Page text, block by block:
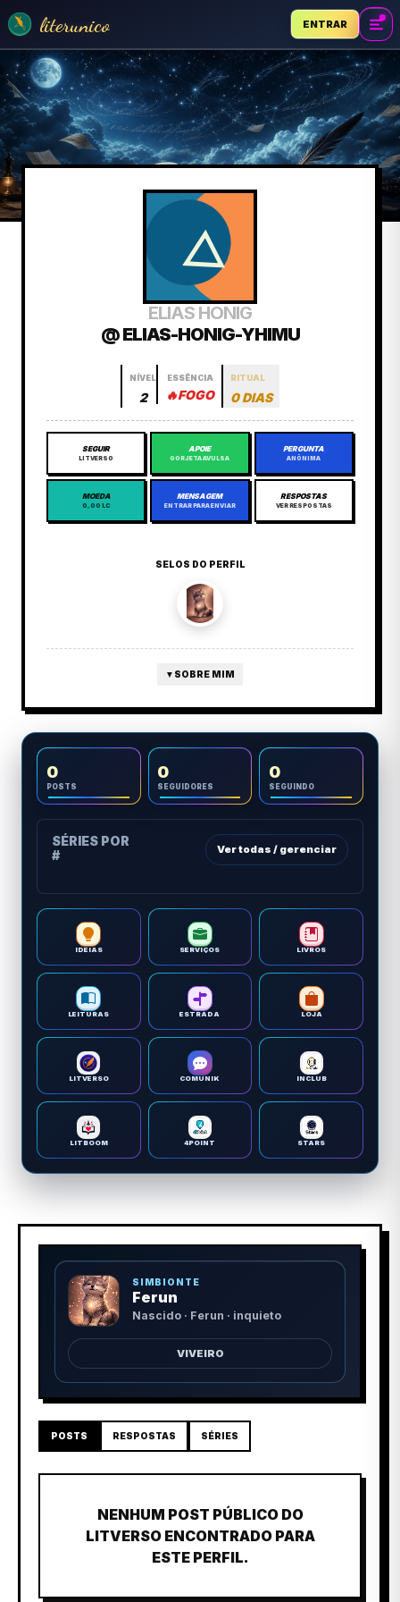
literunico ENTRAR
ELIAS HÖNIG
@ ELIAS-HONIG-YHIMU
NÍVEL
2
ESSÊNCIA
🔥FOGO
RITUAL
0 DIAS
SEGUIR
LITVERSO
APOIE
GORJETA AVULSA
PERGUNTA
ANÔNIMA
MOEDA
0,00 LC
MENSAGEM
ENTRAR PARA ENVIAR
RESPOSTAS
VER RESPOSTAS
SELOS DO PERFIL
▼ SOBRE MIM
0
POSTS
0
SEGUIDORES
0
SEGUINDO
SÉRIES POR
#
Ver todas / gerenciar
IDEIAS SERVIÇOS LIVROS
LEITURAS ESTRADA LOJA
LITVERSO COMUNIK INCLUB
LITBOOM 4POINT STARS
SIMBIONTE
Ferun
Nascido · Ferun · inquieto
VIVEIRO
POSTS RESPOSTAS SÉRIES
NENHUM POST PÚBLICO DO
LITVERSO ENCONTRADO PARA
ESTE PERFIL.